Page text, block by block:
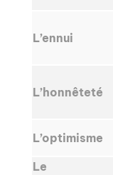
L’ennui
L’honnêteté
L’optimisme
Le